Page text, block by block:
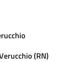
(RN)